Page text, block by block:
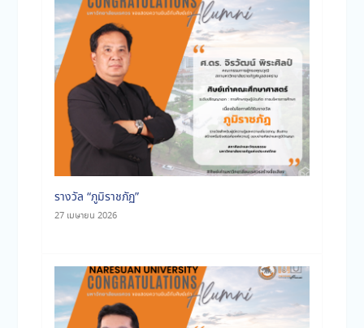
รางวัล “ภูมิราชภัฏ”
27 เมษายน 2026